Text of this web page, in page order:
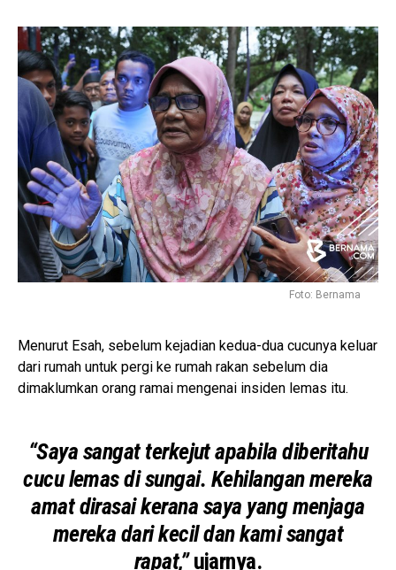
Foto: Bernama
Menurut Esah, sebelum kejadian kedua-dua cucunya keluar
dari rumah untuk pergi ke rumah rakan sebelum dia
dimaklumkan orang ramai mengenai insiden lemas itu.
“Saya sangat terkejut apabila diberitahu
cucu lemas di sungai. Kehilangan mereka
amat dirasai kerana saya yang menjaga
mereka dari kecil dan kami sangat
rapat,”ujarnya.